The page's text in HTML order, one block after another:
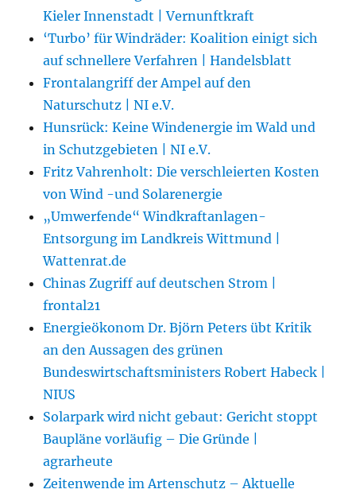
Kieler Innenstadt | Vernunftkraft
‘Turbo’ für Windräder: Koalition einigt sich
auf schnellere Verfahren | Handelsblatt
Frontalangriff der Ampel auf den
Naturschutz | NI e.V.
Hunsrück: Keine Windenergie im Wald und
in Schutzgebieten | NI e.V.
Fritz Vahrenholt: Die verschleierten Kosten
von Wind -und Solarenergie
„Umwerfende“ Windkraftanlagen-
Entsorgung im Landkreis Wittmund |
Wattenrat.de
Chinas Zugriff auf deutschen Strom |
frontal21
Energieökonom Dr. Björn Peters übt Kritik
an den Aussagen des grünen
Bundeswirtschaftsministers Robert Habeck |
NIUS
Solarpark wird nicht gebaut: Gericht stoppt
Baupläne vorläufig – Die Gründe |
agrarheute
Zeitenwende im Artenschutz – Aktuelle